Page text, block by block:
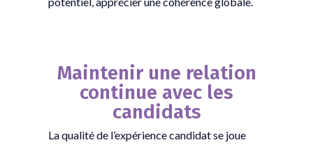
Maintenir une relation
continue avec les
candidats
La qualité de l’expérience candidat se joue